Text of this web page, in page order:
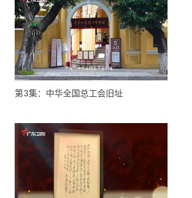
第3集：中华全国总工会旧址